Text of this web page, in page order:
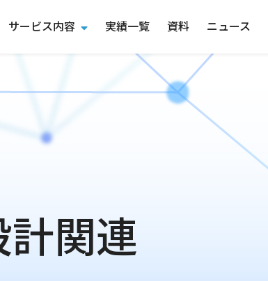
サービス内容 実績一覧 資料 ニュース
関連